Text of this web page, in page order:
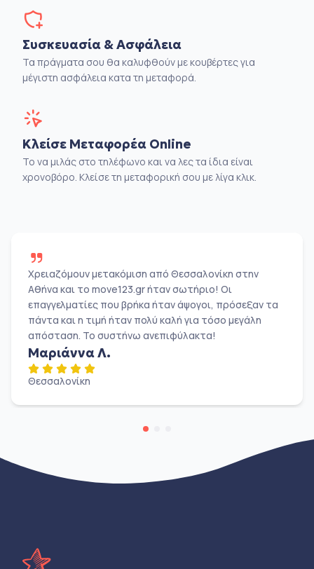
Συσκευασία & Ασφάλεια
Τα πράγματα σου θα καλυφθούν με κουβέρτες για
μέγιστη ασφάλεια κατα τη μεταφορά.
Κλείσε Μεταφορέα Online
Το να μιλάς στο τηλέφωνο και να λες τα ίδια είναι
χρονοβόρο. Κλείσε τη μεταφορική σου με λίγα κλικ.
Χρειαζόμουν μετακόμιση από Θεσσαλονίκη στην
Αθήνα και το move123.gr ήταν σωτήριο! Οι
επαγγελματίες που βρήκα ήταν άψογοι, πρόσεξαν τα
πάντα και η τιμή ήταν πολύ καλή για τόσο μεγάλη
απόσταση. Το συστήνω ανεπιφύλακτα!
Μαριάννα Λ.
Θεσσαλονίκη